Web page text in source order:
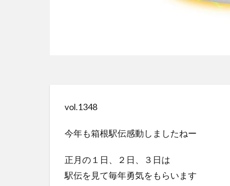
vol.1348
今年も箱根駅伝感動しましたねー
正月の１日、２日、３日は
駅伝を見て毎年勇気をもらいます